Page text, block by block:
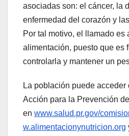
asociadas son: el cáncer, la
enfermedad del corazón y
Por tal motivo, el llamado es
alimentación, puesto que es
controlarla y mantener un
La población puede
Acción para la Prevención
en www.salud.pr.gov/
w.alimentacionynutricion.org